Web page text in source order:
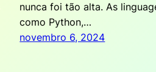
nunca foi tão alta. As
como Python,…
novembro 6, 2024